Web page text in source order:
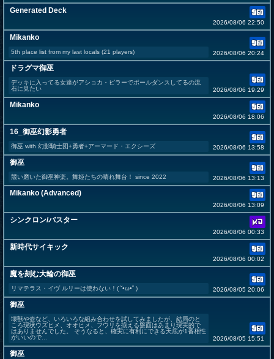
Generated Deck
2026/08/06 22:50
Mikanko
5th place list from my last locals (21 players) 2026/08/06 20:24
ドラグマ御巫
デッキに入ってる女達がアショカ・ピラーでポールダンスしてるの流
石に見たい
2026/08/06 19:29
Mikanko
2026/08/06 18:06
16_御巫幻影勇者
御巫 with 幻影騎士団+勇者+アーマード・エクシーズ 2026/08/06 13:58
御巫
競い磨いた御巫神楽。舞姫たちの晴れ舞台！ since 2022 2026/08/06 13:13
Mikanko (Advanced)
2026/08/06 13:09
シンクロン/バスター
2026/08/06 00:33
新時代サイキック
2026/08/06 00:02
魔を刻む大輪の御巫
リマテラス・イヴ ルリーは使わない！( ˘•ω•˘ ) 2026/08/05 20:06
御巫
壊獣や壺など、いろいろな組み合わせを試してみましたが、結局のと
ころ現状ウズヒメ、オオヒメ、フウリを揃える盤面はあまり現実的で
はありませんでした。 そうなると、確実に有利にできる天底が1番相性
がいいので...
2026/08/05 15:51
御巫